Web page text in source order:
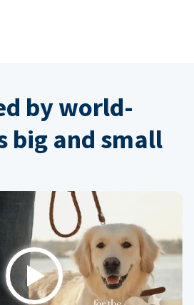
by world-
big and small
Play